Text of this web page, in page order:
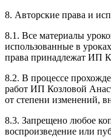
8. Авторские права и
8.1. Все материалы
использованные в
права принадлежат ИП
8.2. В процессе
работ ИП Козловой
от степени изменений,
8.3. Запрещено любое
воспроизведение или